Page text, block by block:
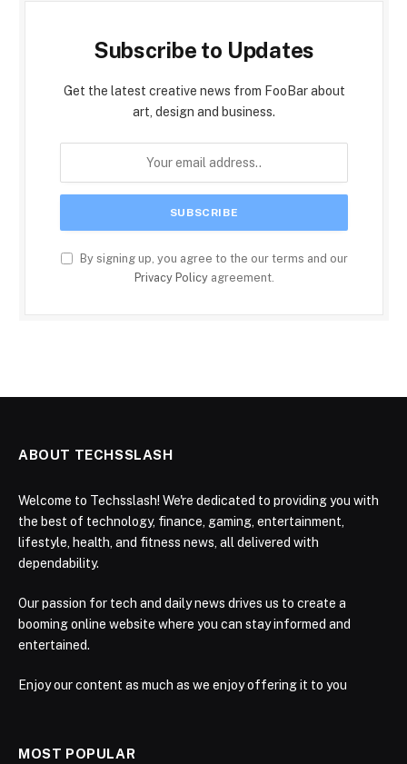
Subscribe to Updates
Get the latest creative news from FooBar about
art, design and business.
By signing up, you agree to the our terms and our
Privacy Policyagreement.
ABOUT TECHSSLASH
Welcome to Techsslash! We're dedicated to providing you with
the best of technology, finance, gaming, entertainment,
lifestyle, health, and fitness news, all delivered with
dependability.
Our passion for tech and daily news drives us to create a
booming online website where you can stay informed and
entertained.
Enjoy our content as much as we enjoy offering it to you
MOST POPULAR